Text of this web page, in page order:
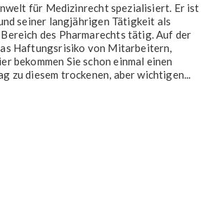
für Medizinrecht spezialisiert. Er ist
seiner langjährigen Tätigkeit als
des Pharmarechts tätig. Auf der
Haftungsrisiko von Mitarbeitern,
bekommen Sie schon einmal einen
zu diesem trockenen, aber wichtigen...